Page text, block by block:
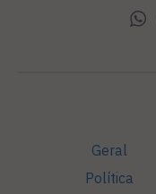
Geral
Política